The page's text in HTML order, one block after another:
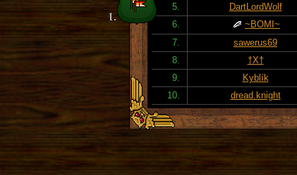
5.
DartLordWolf
6.
~BOMI~
7.
sawerus69
8.
†X†
9.
Kyblík
10.
dread.knight